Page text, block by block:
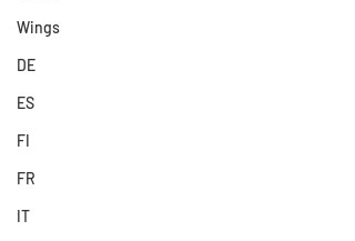
Wings
DE
ES
FI
FR
IT